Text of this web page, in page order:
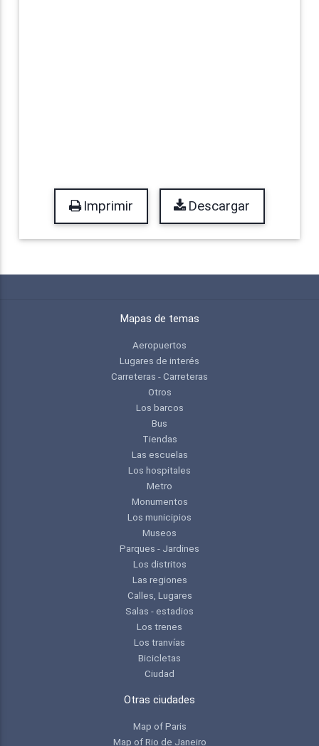
Imprimir Descargar
Mapas de temas
Aeropuertos
Lugares de interés
Carreteras - Carreteras
Otros
Los barcos
Bus
Tiendas
Las escuelas
Los hospitales
Metro
Monumentos
Los municipios
Museos
Parques - Jardines
Los distritos
Las regiones
Calles, Lugares
Salas - estadios
Los trenes
Los tranvías
Bicicletas
Ciudad
Otras ciudades
Map of Paris
Map of Rio de Janeiro